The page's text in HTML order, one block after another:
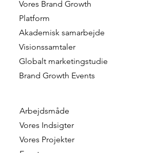
Beyond the Package: How
Visual and Verbal Design
Cues Drive Consumer
Evaluation Through Early
Perceptual Mechanisms
Vores Brand Growth
Platform
Akademisk samarbejde
Visionssamtaler
Globalt marketingstudie
Brand Growth Events​​
Arbejdsmåde
Vores Indsigter
Vores Projekter